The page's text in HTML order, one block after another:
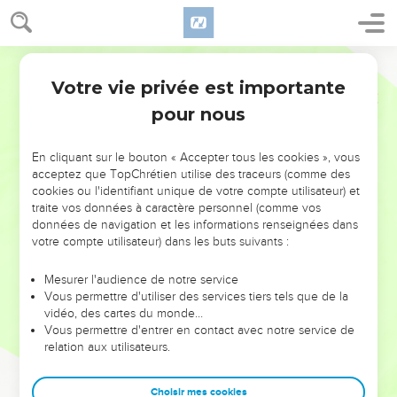
NE MANQUEZ PAS L’ÉVÉNEMENT
DE L’ANNÉE !
ET SI LEURS ERREURS POUVAIENT VOUS ÉVITER LES
VOTRES ?
leur foi ou leur vision. Mais on voit moins les doutes, les erreurs
et les saisons difficiles qu'ils ont traversés, alors même que ce
sont elles qui les ont façonnés.
Dans cette conférence, leaders, entrepreneurs, et responsables
clés pour avancer avec plus de sagesse afin que leurs erreurs
Votre vie privée est importante
pour nous
En cliquant sur le bouton « Accepter tous les cookies », vous
acceptez que TopChrétien utilise des traceurs (comme des
cookies ou l'identifiant unique de votre compte utilisateur) et
traite vos données à caractère personnel (comme vos
données de navigation et les informations renseignées dans
votre compte utilisateur) dans les buts suivants :
Mesurer l'audience de notre service
Vous permettre d'utiliser des services tiers tels que de la
vidéo, des cartes du monde…
Vous permettre d'entrer en contact avec notre service de
relation aux utilisateurs.
Choisir mes cookies